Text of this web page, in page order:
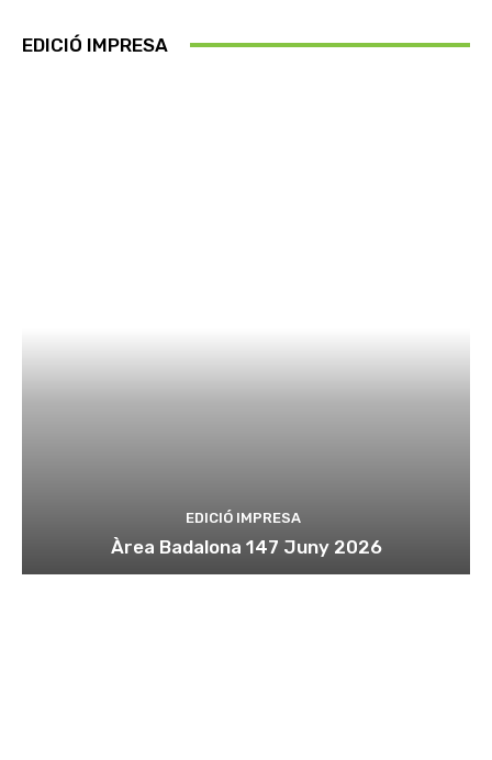
EDICIÓ IMPRESA
EDICIÓ IMPRESA
Àrea Badalona 147 Juny 2026